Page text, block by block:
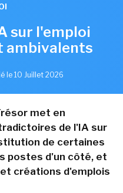
sur l'emploi
ambivalents
le 10 Juillet 2026
met en
de l'IA sur
de certaines
postes d'un côté, et
créations d'emplois